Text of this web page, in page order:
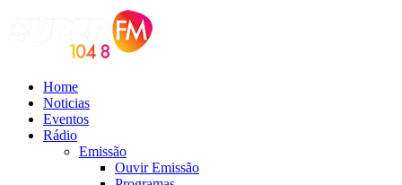
Home
Noticias
Eventos
Rádio
Emissão
Ouvir Emissão